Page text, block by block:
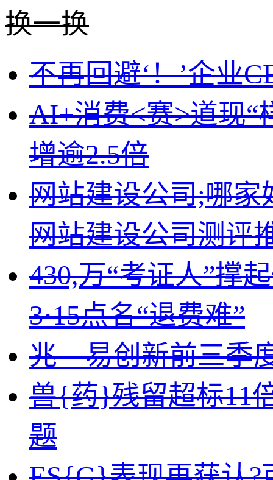
换一换
不再回避‘！’企业
AI+消费<赛>道现“
增逾2.5倍
网站建设公司;哪家
网站建设公司测评
430,万“考证人”撑
3·15点名“退费难”
兆—易创新前三季
兽{药}残留超标11
题